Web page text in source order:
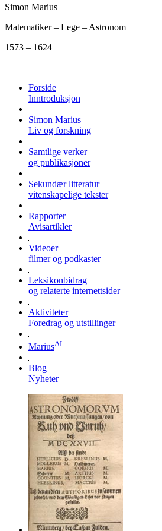
Simon Marius
Matematiker – Lege – Astronom
1573 – 1624
Forside
Inntroduksjon
Simon Marius
Liv og forskning
Samtlige verker
og publikasjoner
Sekundær litteratur
vitenskapelige tekster
Rapporter
Avisartikler
Videoer
filmer og podkaster
Leksikonbidrag
og relaterte internettsider
Aktiviteter
Foredrag og utstillinger
MariusAI
Blog
Nyheter